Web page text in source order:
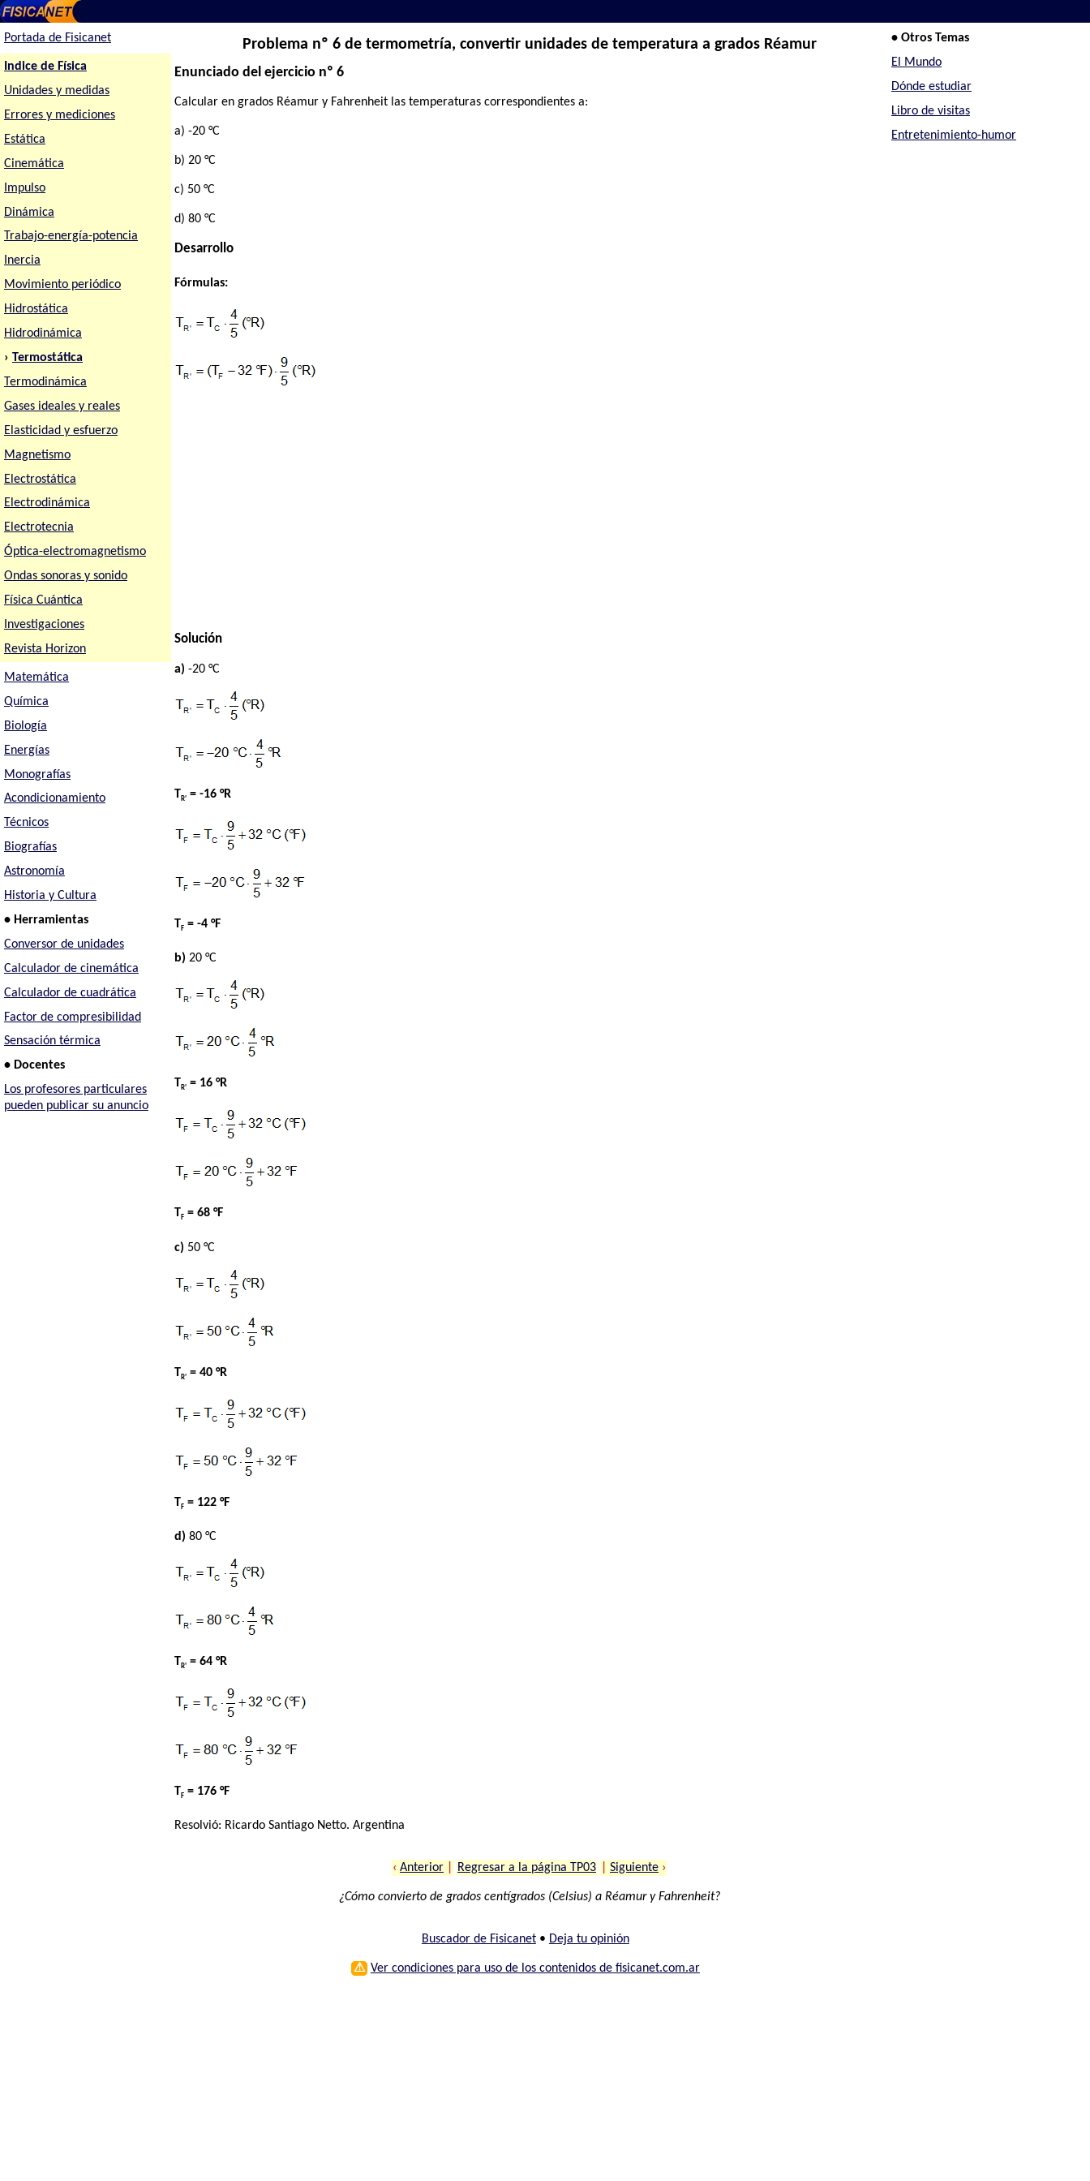
Portada de Fisicanet
Indice de Física
Unidades y medidas
Errores y mediciones
Estática
Cinemática
Impulso
Dinámica
Trabajo-energía-potencia
Inercia
Movimiento periódico
Hidrostática
Hidrodinámica
› Termostática
Termodinámica
Gases ideales y reales
Elasticidad y esfuerzo
Magnetismo
Electrostática
Electrodinámica
Electrotecnia
Óptica-electromagnetismo
Ondas sonoras y sonido
Física Cuántica
Investigaciones
Revista Horizon
Matemática
Química
Biología
Energías
Monografías
Acondicionamiento
Técnicos
Biografías
Astronomía
Historia y Cultura
• Herramientas
Conversor de unidades
Calculador de cinemática
Calculador de cuadrática
Factor de compresibilidad
Sensación térmica
• Docentes
Los profesores particulares
pueden publicar su anuncio
Problema nº 6 de termometría, convertir unidades de temperatura a grados Réamur
Enunciado del ejercicio nº 6
Calcular en grados Réamur y Fahrenheit las temperaturas correspondientes a:
a) -20 °C
b) 20 °C
c) 50 °C
d) 80 °C
Desarrollo
Fórmulas:
Solución
a) -20 °C
TR' = -16 °R
TF = -4 °F
b) 20 °C
TR' = 16 °R
TF = 68 °F
c) 50 °C
TR' = 40 °R
TF = 122 °F
d) 80 °C
TR' = 64 °R
TF = 176 °F
Resolvió: Ricardo Santiago Netto. Argentina
‹ Anterior Regresar a la página TP03 Siguiente ›
¿Cómo convierto de grados centígrados (Celsius) a Réamur y Fahrenheit?
Buscador de Fisicanet• Deja tu opinión
⚠ Ver condiciones para uso de los contenidos de fisicanet.com.ar
• Otros Temas
El Mundo
Dónde estudiar
Libro de visitas
Entretenimiento-humor